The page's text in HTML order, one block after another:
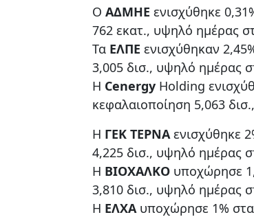
Ο AΔMHE ενισχύθηκε
762 εκατ., υψηλό ημέρας
Τα ΕΛΠΕ ενισχύθηκαν
3,005 δισ., υψηλό ημέρας
Η Cenergy Holding
κεφαλαιοποίηση 5,063
Η ΓΕΚ ΤΕΡΝΑενισχύθηκε
4,225 δισ., υψηλό ημέρας
Η ΒΙΟΧΑΛΚΟ υποχώρησε
3,810 δισ., υψηλό ημέρας
Η ΕΛΧΑυποχώρησε 1% στα